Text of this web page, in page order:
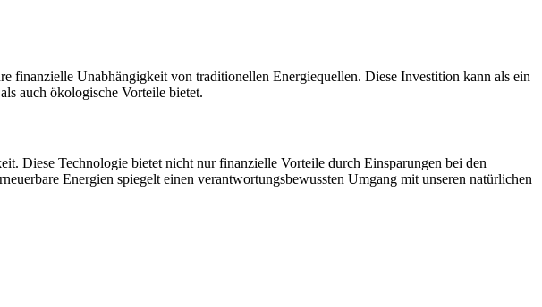
finanzielle Unabhängigkeit von traditionellen Energiequellen. Diese Investition kann als ein
auch ökologische Vorteile bietet.
Diese Technologie bietet nicht nur finanzielle Vorteile durch Einsparungen bei den
Energien spiegelt einen verantwortungsbewussten Umgang mit unseren natürlichen